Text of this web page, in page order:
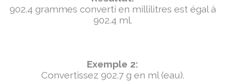
902.4 grammes converti en millilitres est égal à
902.4 ml.
Exemple 2:
Convertissez 902.7 g en ml (eau).